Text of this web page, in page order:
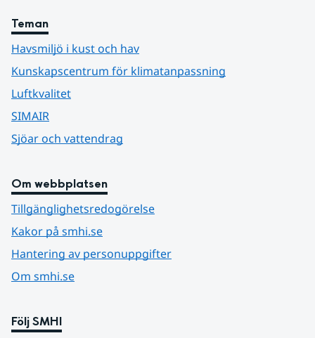
Teman
Havsmiljö i kust och hav
Kunskapscentrum för klimatanpassning
Luftkvalitet
SIMAIR
Sjöar och vattendrag
Om webbplatsen
Tillgänglighetsredogörelse
Kakor på smhi.se
Hantering av personuppgifter
Om smhi.se
Följ SMHI